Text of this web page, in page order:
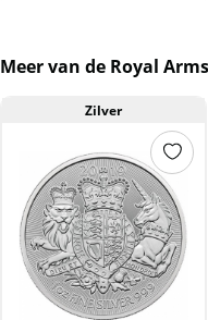
Meer van de Royal
Zilver